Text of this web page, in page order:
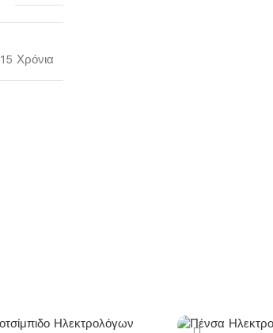
15 Χρόνια